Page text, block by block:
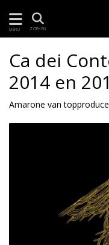
MENU ZOEKEN
Ca dei
2014 en
Amarone van